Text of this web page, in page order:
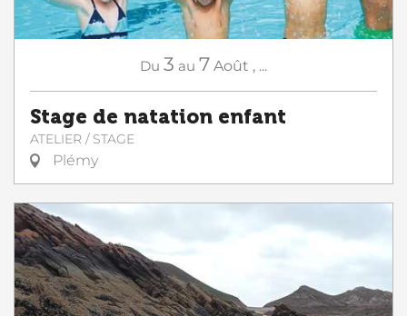
Du 3 au 7 Août , ...
Stage de natation enfant
ATELIER / STAGE
Plémy